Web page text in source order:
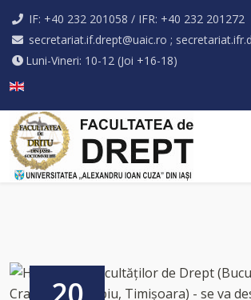
IF: +40 232 201058 / IFR: +40 232 201272
secretariat.if.drept@uaic.ro ;
Luni-Vineri: 10-12 (Joi +16-18)